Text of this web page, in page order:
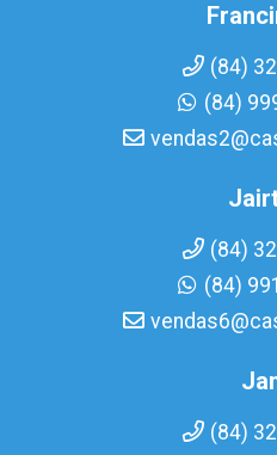
(84)
(84)
(84)
(84)
(84)